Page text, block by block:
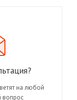
на любой
вопрос